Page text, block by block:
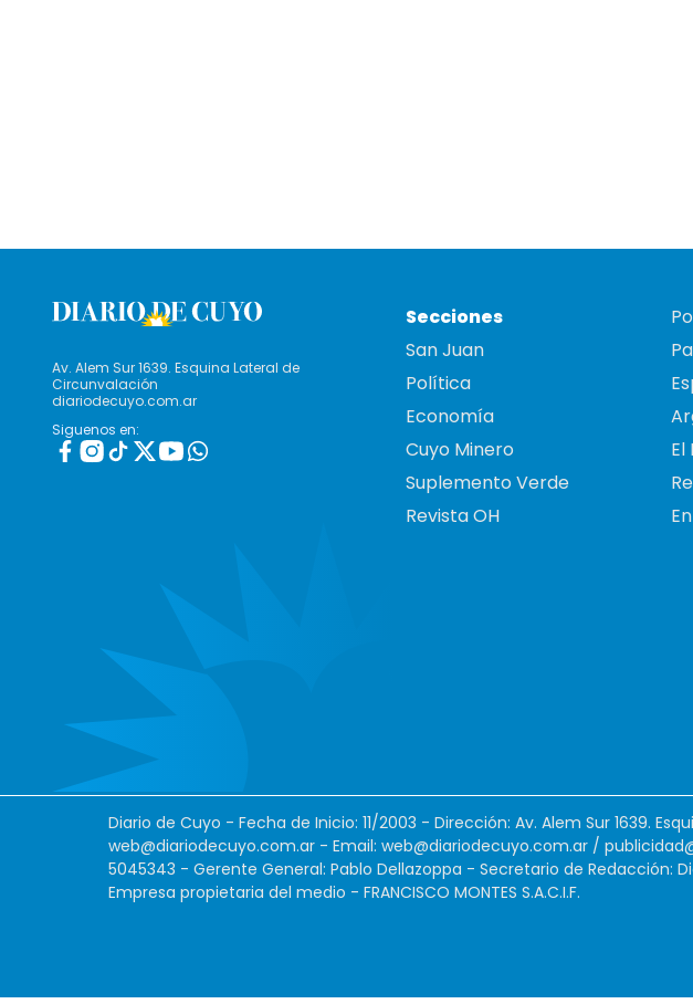
Av. Alem Sur 1639. Esquina Lateral de
Circunvalación
diariodecuyo.com.ar
Siguenos en:
Secciones
San Juan
Política
Economía
Cuyo Minero
Suplemento Verde
Revista OH
El
Diario de Cuyo - Fecha de Inicio: 11/2003 - Dirección: Av. Alem Sur 1639.
web@diariodecuyo.com.ar - Email: web@diariodecuyo.com.ar /
5045343 - Gerente General: Pablo Dellazoppa - Secretario de Redacción:
Empresa propietaria del medio - FRANCISCO MONTES S.A.C.I.F.